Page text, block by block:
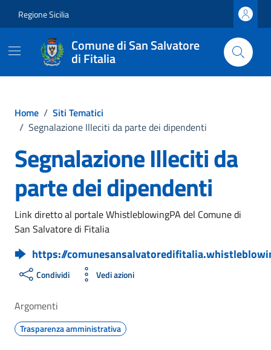
Regione Sicilia
Comune di San Salvatore
di Fitalia
Home / Siti Tematici
/ Segnalazione Illeciti da parte dei dipendenti
Segnalazione Illeciti da
parte dei dipendenti
Link diretto al portale WhistleblowingPA del Comune di
San Salvatore di Fitalia
https://
Condividi Vedi azioni
Argomenti
Trasparenza amministrativa